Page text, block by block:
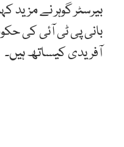
بیرسٹر گوہر نے
بانی پی ٹی آئی کی
آفریدی کیساتھ ہیں۔